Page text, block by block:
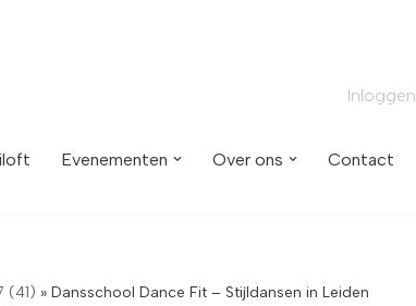
Inloggen
Evenementen Over ons Contact
(41) » Dansschool Dance Fit – Stijldansen in Leiden